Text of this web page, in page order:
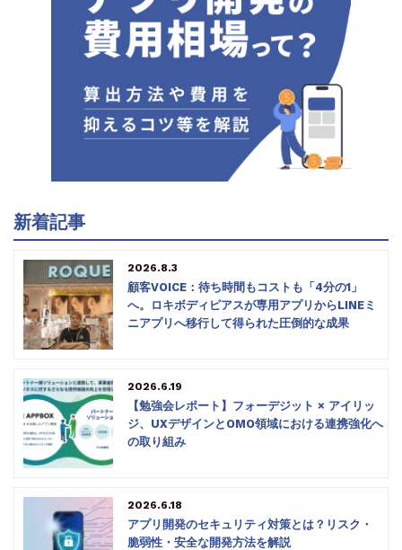
新着記事
2026.8.3
顧客VOICE：待ち時間もコストも「4分の1」
へ。ロキボディピアスが専用アプリからLINEミ
ニアプリへ移行して得られた圧倒的な成果
2026.6.19
【勉強会レポート】フォーデジット × アイリッ
ジ、UXデザインとOMO領域における連携強化へ
の取り組み
2026.6.18
アプリ開発のセキュリティ対策とは？リスク・
脆弱性・安全な開発方法を解説